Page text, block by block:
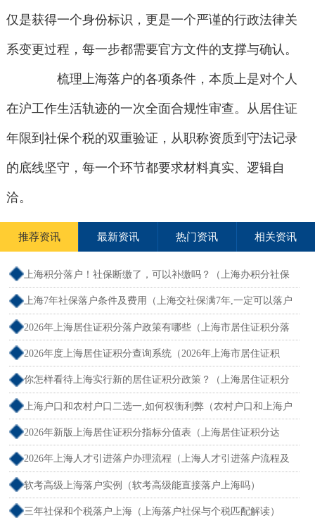
仅是获得一个身份标识，更是一个严谨的行政法律关
系变更过程，每一步都需要官方文件的支撑与确认。
梳理上海落户的各项条件，本质上是对个人
在沪工作生活轨迹的一次全面合规性审查。从居住证
年限到社保个税的双重验证，从职称资质到守法记录
的底线坚守，每一个环节都要求材料真实、逻辑自
洽。
推荐资讯 最新资讯 热门资讯 相关资讯
上海积分落户！社保断缴了，可以补缴吗？（上海办积分社保
断交需要重新计算吗）
上海7年社保落户条件及费用（上海交社保满7年,一定可以落户
吗？）
2026年上海居住证积分落户政策有哪些（上海市居住证积分落
户政策2026年）
2026年度上海居住证积分查询系统（2026年上海市居住证积
分）
你怎样看待上海实行新的居住证积分政策？（上海居住证积分
新规）
上海户口和农村户口二选一,如何权衡利弊（农村户口和上海户
口哪个值钱）
2026年新版上海居住证积分指标分值表（上海居住证积分达
标）
2026年上海人才引进落户办理流程（上海人才引进落户流程及
所需时间）
软考高级上海落户实例（软考高级能直接落户上海吗）
三年社保和个税落户上海（上海落户社保与个税匹配解读）